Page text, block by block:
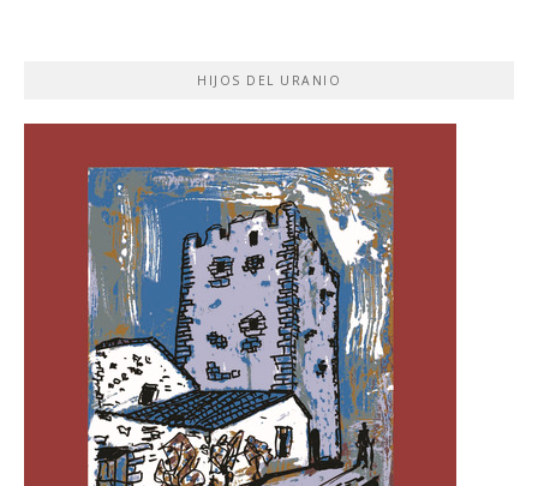
HIJOS DEL URANIO